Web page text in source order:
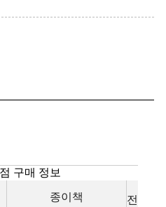
구매 정보
종이책
전